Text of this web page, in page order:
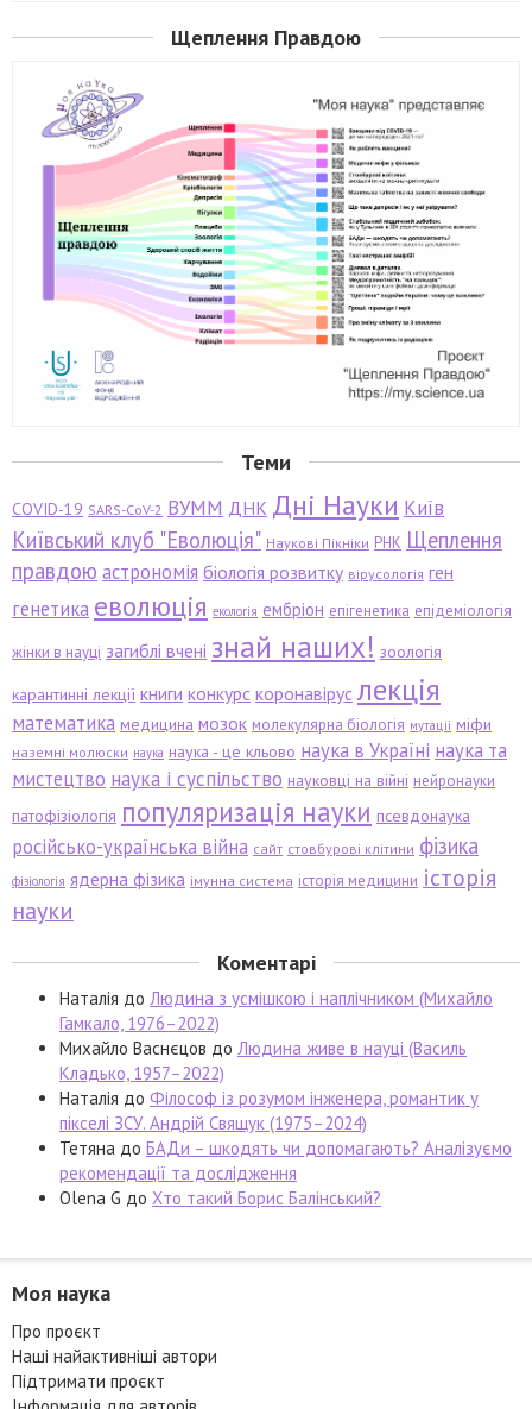
Щеплення Правдою
Теми
COVID-19 SARS-CoV-2 ВУММ ДНК Дні Науки Київ
Київський клуб "Еволюція" Наукові Пікніки РНК Щеплення
правдою астрономія біологія розвитку вірусологія ген
генетика еволюція екологія ембріон епігенетика епідеміологія
жінки в науці загиблі вчені знай наших! зоологія
карантинні лекції книги конкурс коронавірус лекція
математика медицина мозок молекулярна біологія мутації міфи
наземні молюски наука наука - це кльово наука в Україні наука та
мистецтво наука і суспільство науковці на війні нейронауки
патофізіологія популяризація науки псевдонаука
російсько-українська війна сайт стовбурові клітини фізика
фізіологія ядерна фізика імунна система історія медицини історія
науки
Коментарі
Наталія до Людина з усмішкою і наплічником (Михайло
Гамкало, 1976–2022)
Михайло Васнєцов до Людина живе в науці (Василь
Кладько, 1957–2022)
Наталія до Філософ із розумом інженера, романтик у
пікселі ЗСУ. Андрій Свящук (1975–2024)
Тетяна до БАДи – шкодять чи допомагають? Аналізуємо
рекомендації та дослідження
Olena G до Хто такий Борис Балінський?
Моя наука
Про проєкт
Наші найактивніші автори
Підтримати проєкт